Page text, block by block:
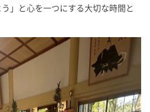
」と心を一つにする大切な時間と